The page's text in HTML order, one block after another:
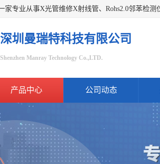
深圳曼瑞特科技有限公司
Shenzhen Manray Technology Co.,LTD.
产品中心 公司动态